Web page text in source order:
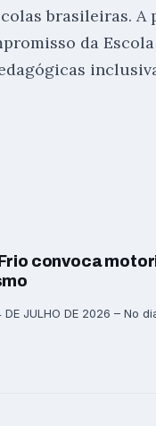
brasileiras. A
da
convoca
DE JULHO DE 2026 –